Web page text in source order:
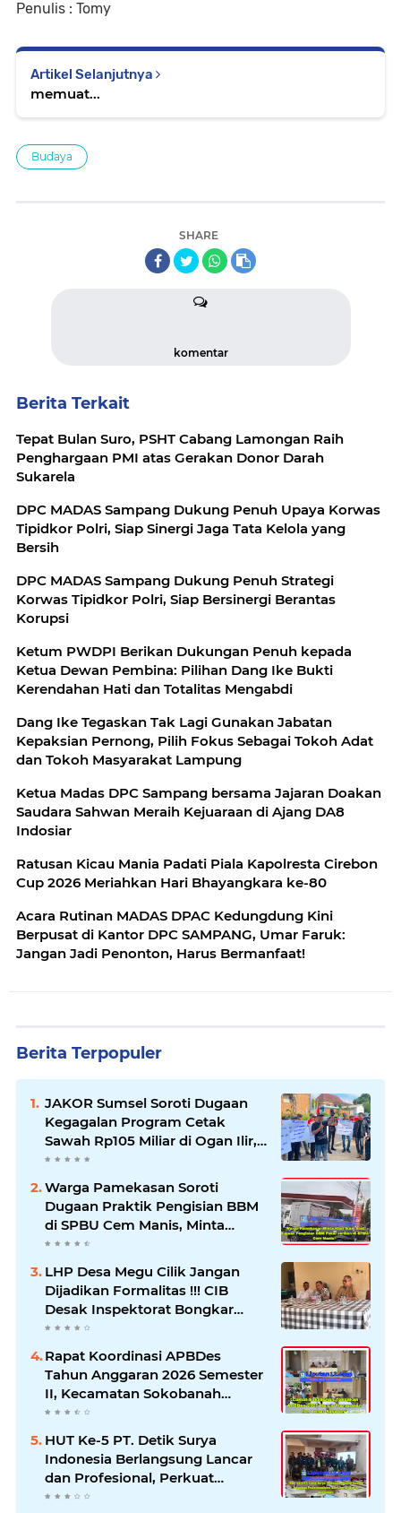
Penulis : Tomy
Artikel Selanjutnya
memuat...
Budaya
SHARE
komentar
Berita Terkait
Tepat Bulan Suro, PSHT Cabang Lamongan Raih
Penghargaan PMI atas Gerakan Donor Darah
Sukarela
DPC MADAS Sampang Dukung Penuh Upaya Korwas
Tipidkor Polri, Siap Sinergi Jaga Tata Kelola yang
Bersih
DPC MADAS Sampang Dukung Penuh Strategi
Korwas Tipidkor Polri, Siap Bersinergi Berantas
Korupsi
Ketum PWDPI Berikan Dukungan Penuh kepada
Ketua Dewan Pembina: Pilihan Dang Ike Bukti
Kerendahan Hati dan Totalitas Mengabdi
Dang Ike Tegaskan Tak Lagi Gunakan Jabatan
Kepaksian Pernong, Pilih Fokus Sebagai Tokoh Adat
dan Tokoh Masyarakat Lampung
Ketua Madas DPC Sampang bersama Jajaran Doakan
Saudara Sahwan Meraih Kejuaraan di Ajang DA8
Indosiar
Ratusan Kicau Mania Padati Piala Kapolresta Cirebon
Cup 2026 Meriahkan Hari Bhayangkara ke-80
Acara Rutinan MADAS DPAC Kedungdung Kini
Berpusat di Kantor DPC SAMPANG, Umar Faruk:
Jangan Jadi Penonton, Harus Bermanfaat!
Berita Terpopuler
JAKOR Sumsel Soroti Dugaan
Kegagalan Program Cetak
Sawah Rp105 Miliar di Ogan Ilir,
Desak Kadis Pertanian Mundur
Warga Pamekasan Soroti
Dugaan Praktik Pengisian BBM
di SPBU Cem Manis, Minta
Klarifikasi dan Pengawasan
LHP Desa Megu Cilik Jangan
Dijadikan Formalitas !!! CIB
Desak Inspektorat Bongkar
Seluruh Fakta dan Hentikan
Dugaan Permainan Oknum
Rapat Koordinasi APBDes
Tahun Anggaran 2026 Semester
II, Kecamatan Sokobanah
Libatkan 12 Desa
HUT Ke-5 PT. Detik Surya
Indonesia Berlangsung Lancar
dan Profesional, Perkuat
Kompetensi Wartawan